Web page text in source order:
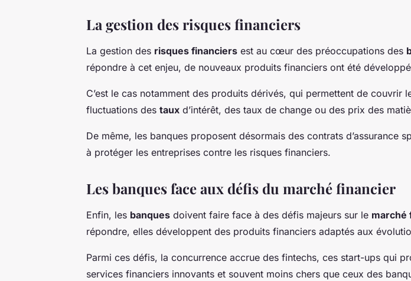
La gestion des risques financiers
La gestion des risques financiers est au cœur des préoccupations des
répondre à cet enjeu, de nouveaux produits financiers ont été
C’est le cas notamment des produits dérivés, qui permettent de couvrir
fluctuations des taux d’intérêt, des taux de change ou des prix des
De même, les banques proposent désormais des contrats d’assurance
à protéger les entreprises contre les risques financiers.
Les banques face aux défis du marché financier
Enfin, les banques doivent faire face à des défis majeurs sur le marché
répondre, elles développent des produits financiers adaptés aux
Parmi ces défis, la concurrence accrue des fintechs, ces start-ups qui
services financiers innovants et souvent moins chers que ceux des